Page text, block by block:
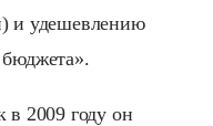
и удешевлению
в 2009 году он